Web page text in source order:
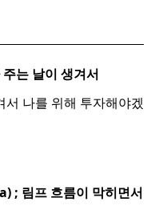
는 날이 생겨서
나를 위해 투자해야겠
; 림프 흐름이 막히면서